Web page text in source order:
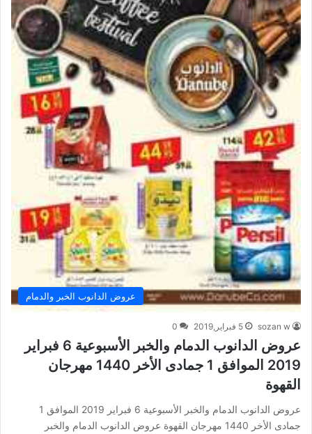
عروض الدانوب الخبر والدمام
sozan w 5 فبراير,2019 0
عروض الدانوب الدمام والخبر الأسبوعية 6 فبراير
2019 الموافق 1 جمادى الأخر 1440 مهرجان
القهوة
عروض الدانوب الدمام والخبر الأسبوعية 6 فبراير 2019 الموافق 1
جمادى الأخر 1440 مهرجان القهوة عروض الدانوب الدمام والخبر